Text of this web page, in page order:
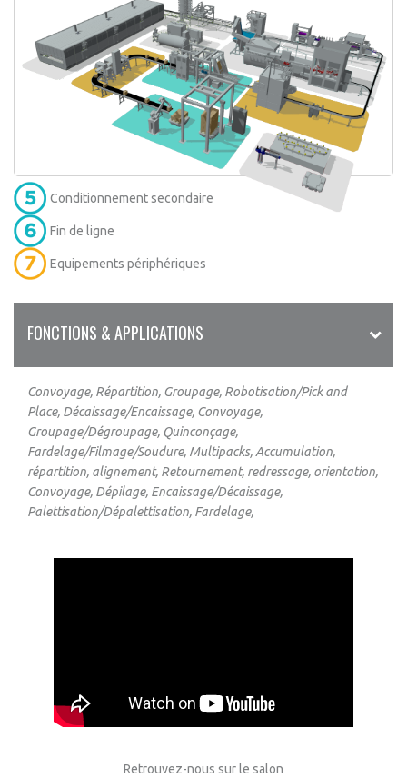
Conditionnement secondaire
Fin de ligne
Equipements périphériques
FONCTIONS & APPLICATIONS
Convoyage, Répartition, Groupage, Robotisation/Pick and
Place, Décaissage/Encaissage, Convoyage,
Groupage/Dégroupage, Quinconçage,
Fardelage/Filmage/Soudure, Multipacks, Accumulation,
répartition, alignement, Retournement, redressage, orientation,
Convoyage, Dépilage, Encaissage/Décaissage,
Palettisation/Dépalettisation, Fardelage,
Retrouvez-nous sur le salon